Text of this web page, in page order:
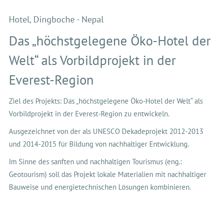
Hotel, Dingboche - Nepal
Das „höchstgelegene Öko-Hotel der
Welt“ als Vorbildprojekt in der
Everest-Region
Ziel des Projekts: Das „höchstgelegene Öko-Hotel der Welt“ als
Vorbildprojekt in der Everest-Region zu entwickeln.
Ausgezeichnet von der als UNESCO Dekadeprojekt 2012-2013
und 2014-2015 für Bildung von nachhaltiger Entwicklung.
Im Sinne des sanften und nachhaltigen Tourismus (eng.:
Geotourism) soll das Projekt lokale Materialien mit nachhaltiger
Bauweise und energietechnischen Lösungen kombinieren.